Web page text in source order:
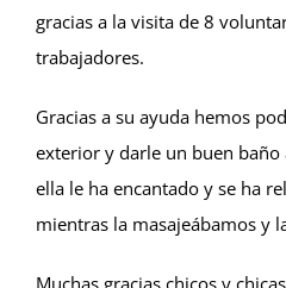
gracias a la visita de 8
trabajadores.
Gracias a su ayuda hemos
exterior y darle un buen baño
ella le ha encantado y se ha
mientras la masajeábamos y